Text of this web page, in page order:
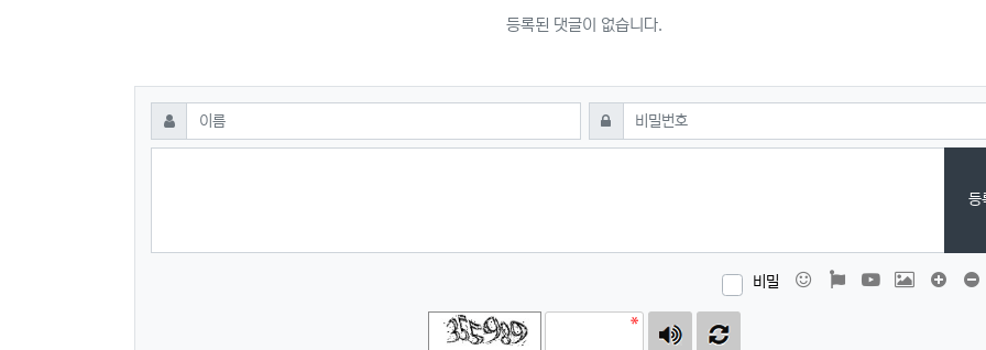
등록된 댓글이 없습니다.
댓글쓰기
이름 필수 비밀번호필수
등
비밀 이모티콘폰트어썸동영상 이미지 댓글